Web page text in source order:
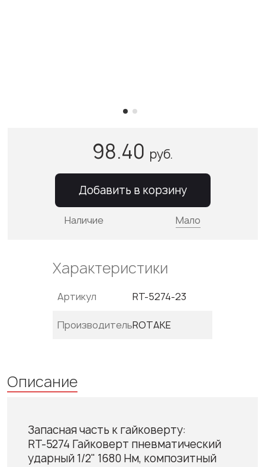
Характеристики
Артикул RT-5274-23
ПроизводительROTAKE
98.40 руб.
Добавить в корзину
Наличие Мало
Описание
Запасная часть к гайковерту:
RT-5274 Гайковерт пневматический
ударный 1/2" 1680 Нм, композитный